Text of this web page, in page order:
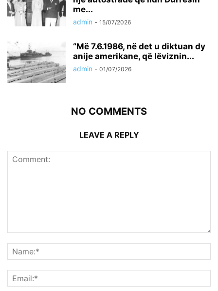
me...
admin - 15/07/2026
“Më 7.6.1986, në det u diktuan dy
anije amerikane, që lëviznin...
admin - 01/07/2026
NO COMMENTS
LEAVE A REPLY